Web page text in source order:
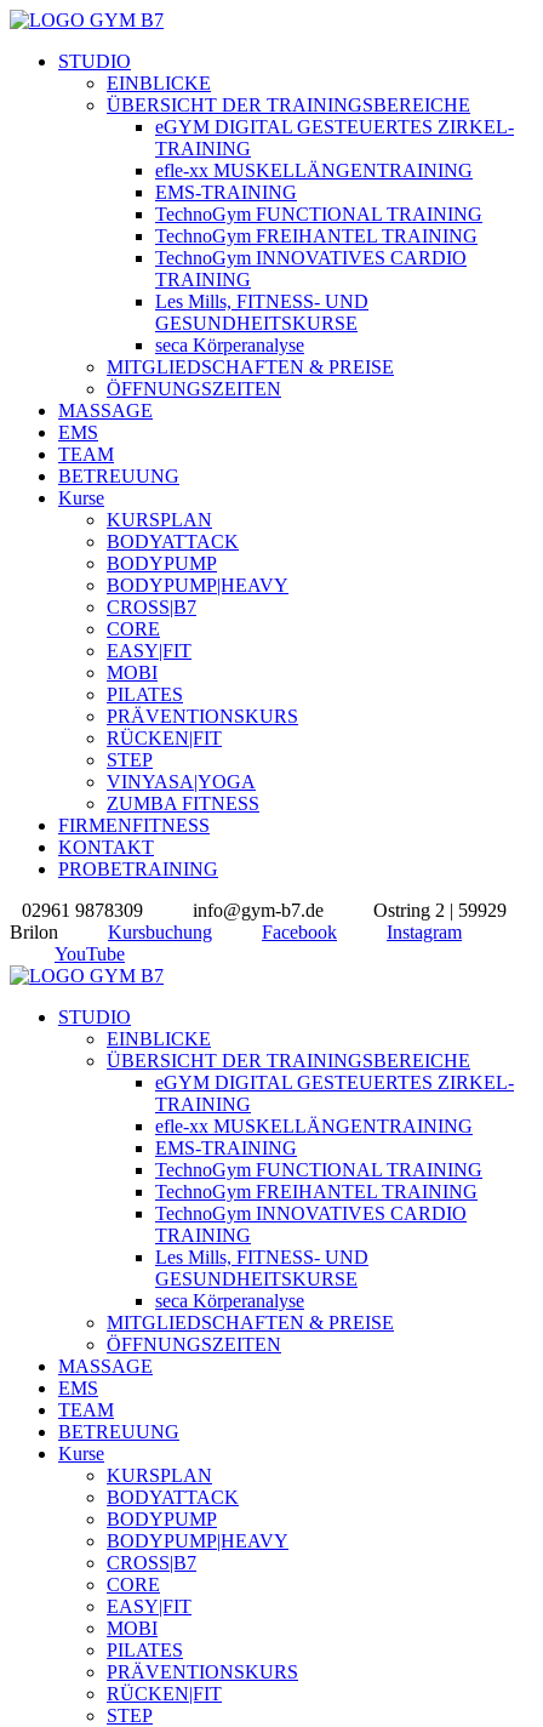
STUDIO
EINBLICKE
ÜBERSICHT DER TRAININGSBEREICHE
eGYM DIGITAL GESTEUERTES ZIRKEL-
TRAINING
efle-xx MUSKELLÄNGENTRAINING
EMS-TRAINING
TechnoGym FUNCTIONAL TRAINING
TechnoGym FREIHANTEL TRAINING
TechnoGym INNOVATIVES CARDIO
TRAINING
Les Mills, FITNESS- UND
GESUNDHEITSKURSE
seca Körperanalyse
MITGLIEDSCHAFTEN & PREISE
ÖFFNUNGSZEITEN
MASSAGE
EMS
TEAM
BETREUUNG
Kurse
KURSPLAN
BODYATTACK
BODYPUMP
BODYPUMP|HEAVY
CROSS|B7
CORE
EASY|FIT
MOBI
PILATES
PRÄVENTIONSKURS
RÜCKEN|FIT
STEP
VINYASA|YOGA
ZUMBA FITNESS
FIRMENFITNESS
KONTAKT
PROBETRAINING
02961 9878309
info@gym-b7.de
Ostring 2 | 59929
Brilon
Kursbuchung Facebook
Instagram
YouTube
STUDIO
EINBLICKE
ÜBERSICHT DER TRAININGSBEREICHE
eGYM DIGITAL GESTEUERTES ZIRKEL-
TRAINING
efle-xx MUSKELLÄNGENTRAINING
EMS-TRAINING
TechnoGym FUNCTIONAL TRAINING
TechnoGym FREIHANTEL TRAINING
TechnoGym INNOVATIVES CARDIO
TRAINING
Les Mills, FITNESS- UND
GESUNDHEITSKURSE
seca Körperanalyse
MITGLIEDSCHAFTEN & PREISE
ÖFFNUNGSZEITEN
MASSAGE
EMS
TEAM
BETREUUNG
Kurse
KURSPLAN
BODYATTACK
BODYPUMP
BODYPUMP|HEAVY
CROSS|B7
CORE
EASY|FIT
MOBI
PILATES
PRÄVENTIONSKURS
RÜCKEN|FIT
STEP